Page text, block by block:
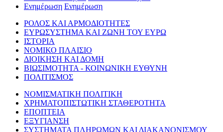
Ενημέρωση Ενημέρωση
ΡΟΛΟΣ ΚΑΙ ΑΡΜΟΔΙΟΤΗΤΕΣ
ΕΥΡΩΣΥΣΤΗΜΑ ΚΑΙ ΖΩΝΗ ΤΟΥ ΕΥΡΩ
ΙΣΤΟΡΙΑ
ΝΟΜΙΚΟ ΠΛΑΙΣΙΟ
ΔΙΟΙΚΗΣΗ ΚΑΙ ΔΟΜΗ
ΒΙΩΣΙΜΟΤΗΤΑ - ΚΟΙΝΩΝΙΚΗ ΕΥΘΥΝΗ
ΠΟΛΙΤΙΣΜΟΣ
ΝΟΜΙΣΜΑΤΙΚΗ ΠΟΛΙΤΙΚΗ
ΧΡΗΜΑΤΟΠΙΣΤΩΤΙΚΗ ΣΤΑΘΕΡΟΤΗΤΑ
ΕΠΟΠΤΕΙΑ
ΕΞΥΓΙΑΝΣΗ
ΣΥΣΤΗΜΑΤΑ ΠΛΗΡΩΜΩΝ ΚΑΙ ΔΙΑΚΑΝΟΝΙΣΜΟΥ